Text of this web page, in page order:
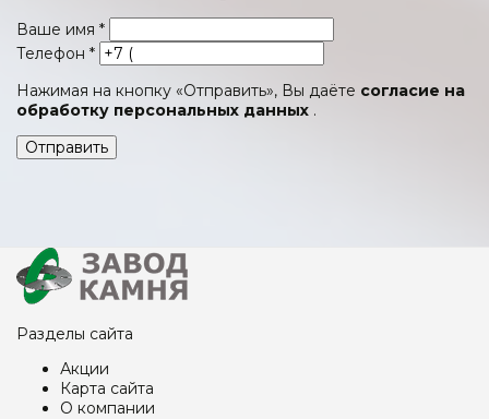
Ваше имя *
Телефон *
Нажимая на кнопку «Отправить», Вы даёте согласие на
обработку персональных данных .
Отправить
Разделы сайта
Акции
Карта сайта
О компании